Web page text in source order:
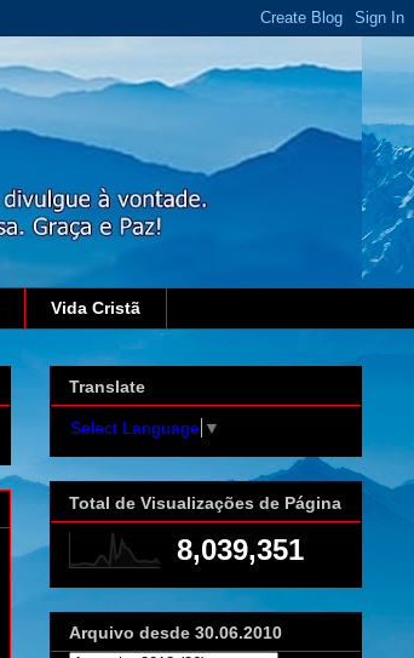
Vida Cristã
Translate
Select Language ▼
Total de Visualizações de Página
8,039,351
Arquivo desde 30.06.2010